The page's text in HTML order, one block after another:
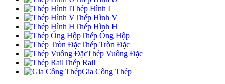
Thép Hình I
Thép Hình V
Thép Hình H
Thép Ống Hộp
Thép Tròn Đặc
Thép Vuông Đặc
Thép Rail
Gia Công Thép